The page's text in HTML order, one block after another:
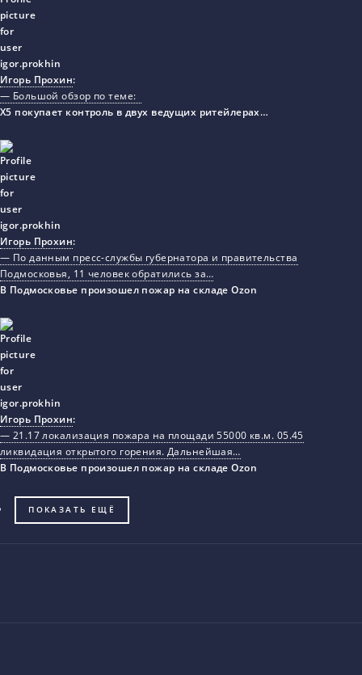
Игорь Прохин:
— Большой обзор по теме:
X5 покупает контроль в двух ведущих ритейлерах…
Игорь Прохин:
— По данным пресс-службы губернатора и правительства
Подмосковья, 11 человек обратились за…
В Подмосковье произошел пожар на складе Ozon
Игорь Прохин:
— 21.17 локализация пожара на площади 55000 кв.м. 05.45
ликвидация открытого горения. Дальнейшая…
В Подмосковье произошел пожар на складе Ozon
ПОКАЗАТЬ ЕЩЁ